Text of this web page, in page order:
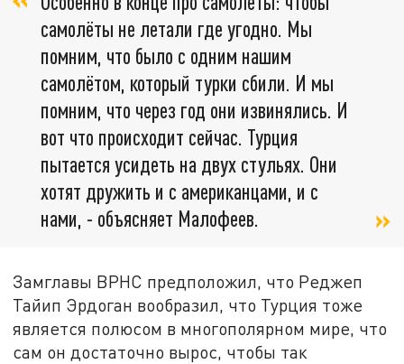
самолёты не летали где угодно. Мы
помним, что было с одним нашим
самолётом, который турки сбили. И мы
помним, что через год они извинялись. И
вот что происходит сейчас. Турция
пытается усидеть на двух стульях. Они
хотят дружить и с американцами, и с
нами, - объясняет Малофеев.
Замглавы ВРНС предположил, что Реджеп
Тайип Эрдоган вообразил, что Турция тоже
является полюсом в многополярном мире, что
сам он достаточно вырос, чтобы так